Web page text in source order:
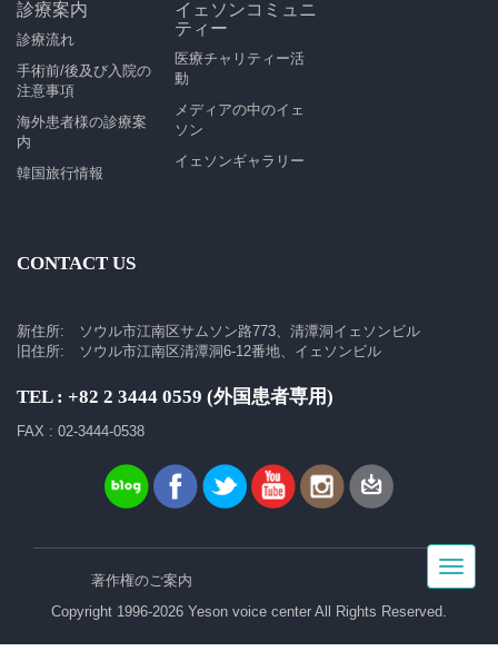
診療案内
診療流れ
手術前/後及び入院の
注意事項
海外患者様の診療案
内
韓国旅行情報
イェソンコミュニ
ティー
医療チャリティー活
動
メディアの中のイェ
ソン
イェソンギャラリー
CONTACT US
新住所: ソウル市江南区サムソン路773、清潭洞イェソンビル
旧住所: ソウル市江南区清潭洞6-12番地、イェソンビル
TEL : +82 2 3444 0559 (外国患者専用)
FAX : 02-3444-0538
著作権のご案内
Copyright 1996-2026 Yeson voice center All Rights Reserved.
Toggle